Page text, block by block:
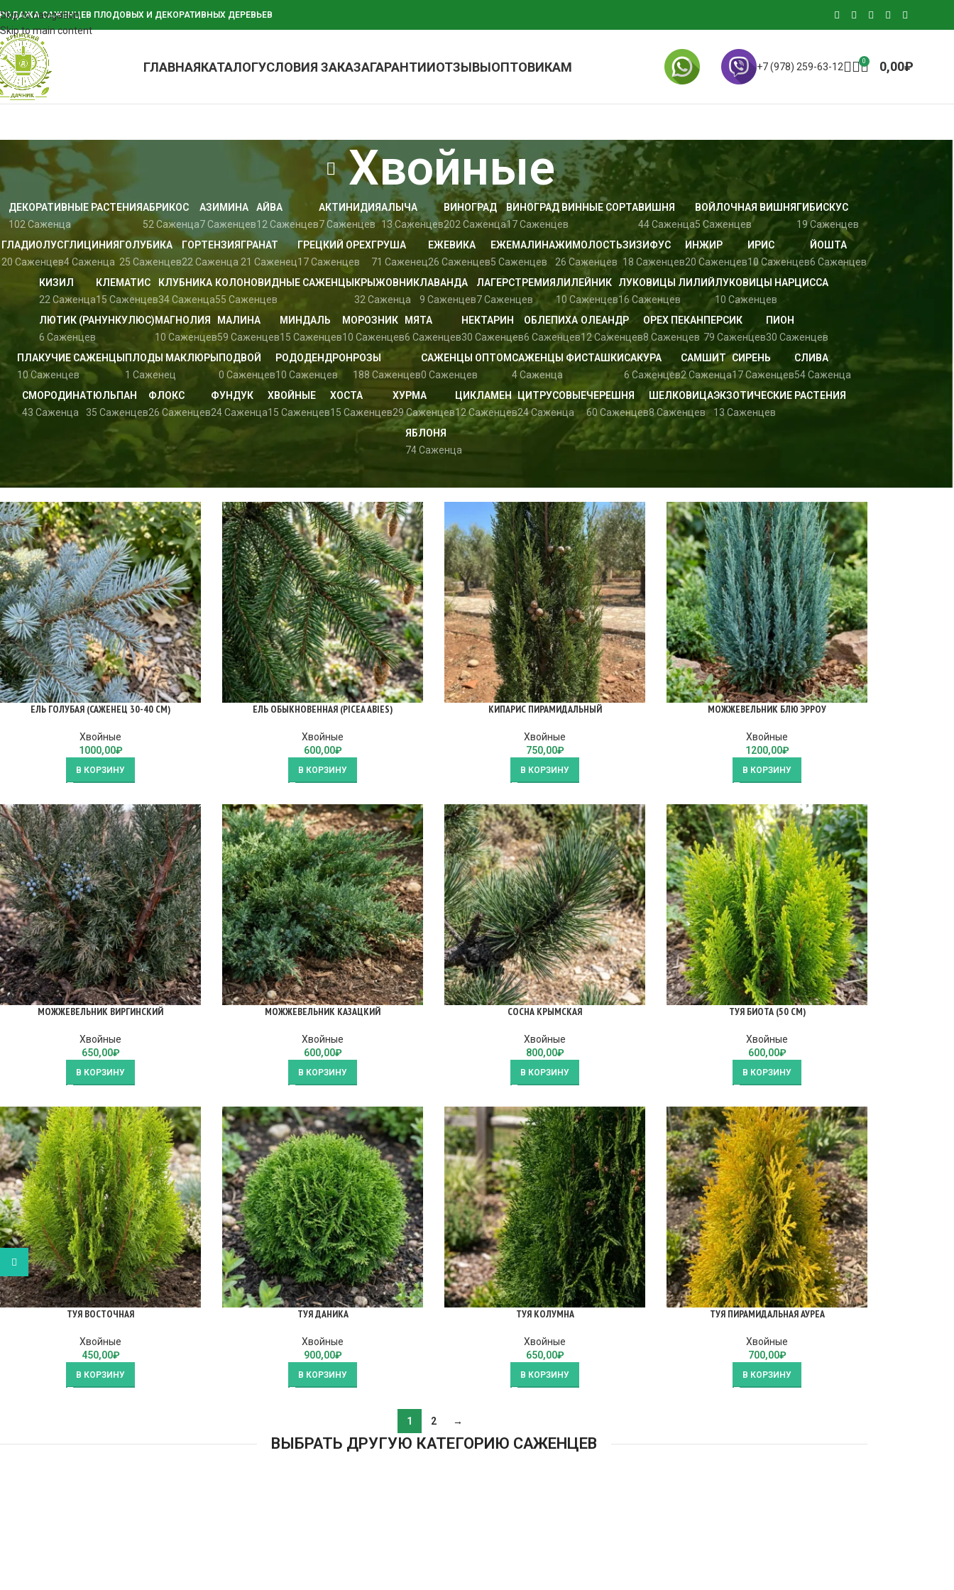
Skip to navigation
Skip to main content
САЖЕНЦЕВ ПЛОДОВЫХ И ДЕКОРАТИВНЫХ ДЕРЕВЬЕВ
ГЛАВНАЯКАТАЛОГУСЛОВИЯ ЗАКАЗАГАРАНТИИОТЗЫВЫОПТОВИКАМ +7 (978) 259-63-12 0 0,00₽
Хвойные
ДЕКОРАТИВНЫЕ РАСТЕНИЯ
102 Саженца
АБРИКОС
52 Саженца
АЗИМИНА
7 Саженцев
АЙВА
12 Саженцев
АКТИНИДИЯ
7 Саженцев
АЛЫЧА
13 Саженцев
ВИНОГРАД
202 Саженца
ВИНОГРАД ВИННЫЕ СОРТА
17 Саженцев
ВИШНЯ
44 Саженца
ВОЙЛОЧНАЯ ВИШНЯ
5 Саженцев
ГИБИСКУС
19 Саженцев
ГЛАДИОЛУС
20 Саженцев
ГЛИЦИНИЯ
4 Саженца
ГОЛУБИКА
25 Саженцев
ГОРТЕНЗИЯ
22 Саженца
ГРАНАТ
21 Саженец
ГРЕЦКИЙ ОРЕХ
17 Саженцев
ГРУША
71 Саженец
ЕЖЕВИКА
26 Саженцев
ЕЖЕМАЛИНА
5 Саженцев
ЖИМОЛОСТЬ
26 Саженцев
ЗИЗИФУС
18 Саженцев
ИНЖИР
20 Саженцев
ИРИС
10 Саженцев
ЙОШТА
6 Саженцев
КИЗИЛ
22 Саженца
КЛЕМАТИС
15 Саженцев
КЛУБНИКА
34 Саженца
КОЛОНОВИДНЫЕ САЖЕНЦЫ
55 Саженцев
КРЫЖОВНИК
32 Саженца
ЛАВАНДА
9 Саженцев
ЛАГЕРСТРЕМИЯ
7 Саженцев
ЛИЛЕЙНИК
10 Саженцев
ЛУКОВИЦЫ ЛИЛИЙ
16 Саженцев
ЛУКОВИЦЫ НАРЦИССА
10 Саженцев
ЛЮТИК (РАНУНКУЛЮС)
6 Саженцев
МАГНОЛИЯ
10 Саженцев
МАЛИНА
59 Саженцев
МИНДАЛЬ
15 Саженцев
МОРОЗНИК
10 Саженцев
МЯТА
6 Саженцев
НЕКТАРИН
30 Саженцев
ОБЛЕПИХА
6 Саженцев
ОЛЕАНДР
12 Саженцев
ОРЕХ ПЕКАН
8 Саженцев
ПЕРСИК
79 Саженцев
ПИОН
30 Саженцев
ПЛАКУЧИЕ САЖЕНЦЫ
10 Саженцев
ПЛОДЫ МАКЛЮРЫ
1 Саженец
ПОДВОЙ
0 Саженцев
РОДОДЕНДРОН
10 Саженцев
РОЗЫ
188 Саженцев
САЖЕНЦЫ ОПТОМ
0 Саженцев
САЖЕНЦЫ ФИСТАШКИ
4 Саженца
САКУРА
6 Саженцев
САМШИТ
2 Саженца
СИРЕНЬ
17 Саженцев
СЛИВА
54 Саженца
СМОРОДИНА
43 Саженца
ТЮЛЬПАН
35 Саженцев
ФЛОКС
26 Саженцев
ФУНДУК
24 Саженца
ХВОЙНЫЕ
15 Саженцев
ХОСТА
15 Саженцев
ХУРМА
29 Саженцев
ЦИКЛАМЕН
12 Саженцев
ЦИТРУСОВЫЕ
24 Саженца
ЧЕРЕШНЯ
60 Саженцев
ШЕЛКОВИЦА
8 Саженцев
ЭКЗОТИЧЕСКИЕ РАСТЕНИЯ
13 Саженцев
ЯБЛОНЯ
74 Саженца
Хвойные
ЕЛЬ ГОЛУБАЯ (САЖЕНЕЦ 30-40 СМ)
Хвойные
1000,00₽
В КОРЗИНУ
ЕЛЬ ОБЫКНОВЕННАЯ (PICEA ABIES)
Хвойные
600,00₽
В КОРЗИНУ
КИПАРИС ПИРАМИДАЛЬНЫЙ
Хвойные
750,00₽
В КОРЗИНУ
МОЖЖЕВЕЛЬНИК БЛЮ ЭРРОУ
Хвойные
1200,00₽
В КОРЗИНУ
МОЖЖЕВЕЛЬНИК ВИРГИНСКИЙ
Хвойные
650,00₽
В КОРЗИНУ
МОЖЖЕВЕЛЬНИК КАЗАЦКИЙ
Хвойные
600,00₽
В КОРЗИНУ
СОСНА КРЫМСКАЯ
Хвойные
800,00₽
В КОРЗИНУ
ТУЯ БИОТА (50 СМ)
Хвойные
600,00₽
В КОРЗИНУ
ТУЯ ВОСТОЧНАЯ
Хвойные
450,00₽
В КОРЗИНУ
ТУЯ ДАНИКА
Хвойные
900,00₽
В КОРЗИНУ
ТУЯ КОЛУМНА
Хвойные
650,00₽
В КОРЗИНУ
ТУЯ ПИРАМИДАЛЬНАЯ АУРЕА
Хвойные
700,00₽
В КОРЗИНУ
1 2 →
ВЫБРАТЬ ДРУГУЮ КАТЕГОРИЮ САЖЕНЦЕВ
WhatsApp